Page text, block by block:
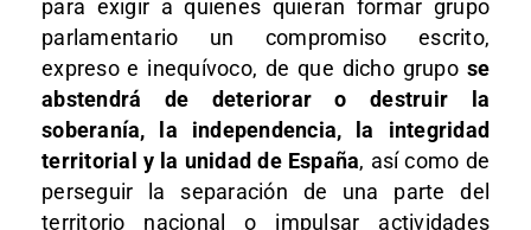
para exigir a quienes quieran formar grupo
parlamentario un compromiso escrito,
expreso e inequívoco, de que dicho grupo se
abstendrá de deteriorar o destruir la
soberanía, la independencia, la integridad
territorial y la unidad de España, así como de
perseguir la separación de una parte del
territorio nacional o impulsar actividades